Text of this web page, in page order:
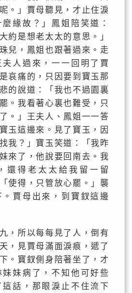
。」賈母聽見，才止住淚
緣故？」鳳姐陪笑道：
約是想老太太的意思。」
兒，鳳姐也跟著過來。走
人過來，一一回明了賈
哀痛的，只因要到寶玉那
的說道：「我也不過園裏
。我看著心裏也難受，只
。」王夫人、鳳姐一一答
玉這邊來。見了寶玉，因
我？」寶玉笑道：「我昨
來了，他說要回南去。我
還得老太太給我留一留
使得，只管放心罷。」襲
賈母出來，到寶釵這邊
，所以每每見了人，倒有
，見賈母滿面淚痕，遞了
。寶釵側身陪著坐了，才
妹病了，不知他可好些
話，那眼淚止不住流下